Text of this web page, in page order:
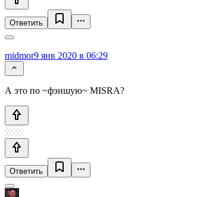
Ответить
midmor9 янв 2020 в 06:29
А это по ~фэншую~ MISRA?
Ответить